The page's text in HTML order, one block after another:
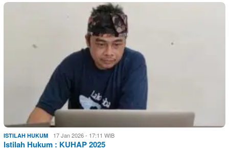
ISTILAH HUKUM 17 Jan 2026 - 17:11 WIB
Istilah Hukum : KUHAP 2025